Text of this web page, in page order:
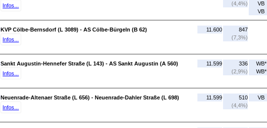
Infos...
(4,4%)
VB
VB
KVP Cölbe-Bernsdorf (L 3089) - AS Cölbe-Bürgeln (B 62)
Infos...
11.600
847
(7,3%)
Sankt Augustin-Hennefer Straße (L 143) - AS Sankt Augustin (A 560)
Infos...
11.599
336
(2,9%)
WB*
WB*
Neuenrade-Altenaer Straße (L 656) - Neuenrade-Dahler Straße (L 698)
Infos...
11.599
510
(4,4%)
VB